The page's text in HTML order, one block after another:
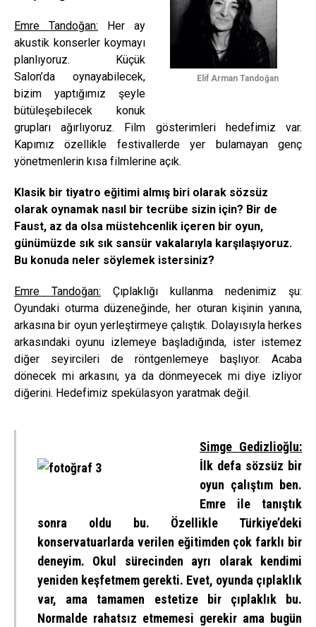
Elif Arman Tandoğan
Emre Tandoğan: Her ay
akustik konserler koymayı
planlıyoruz. Küçük
Salon’da oynayabilecek,
bizim yaptığımız şeyle
bütüleşebilecek konuk
grupları ağırlıyoruz. Film gösterimleri hedefimiz var.
Kapımız özellikle festivallerde yer bulamayan genç
yönetmenlerin kısa filmlerine açık.
Klasik bir tiyatro eğitimi almış biri olarak sözsüz
olarak oynamak nasıl bir tecrübe sizin için? Bir de
Faust, az da olsa müstehcenlik içeren bir oyun,
günümüzde sık sık sansür vakalarıyla karşılaşıyoruz.
Bu konuda neler söylemek istersiniz?
Emre Tandoğan: Çıplaklığı kullanma nedenimiz şu:
Oyundaki oturma düzeneğinde, her oturan kişinin yanına,
arkasına bir oyun yerleştirmeye çalıştık. Dolayısıyla herkes
arkasındaki oyunu izlemeye başladığında, ister istemez
diğer seyircileri de röntgenlemeye başlıyor. Acaba
dönecek mi arkasını, ya da dönmeyecek mi diye izliyor
diğerini. Hedefimiz spekülasyon yaratmak değil.
Simge Gedizlioğlu:
İlk defa sözsüz bir
oyun çalıştım ben.
Emre ile tanıştık
sonra oldu bu. Özellikle Türkiye’deki
konservatuarlarda verilen eğitimden çok farklı bir
deneyim. Okul sürecinden ayrı olarak kendimi
yeniden keşfetmem gerekti. Evet, oyunda çıplaklık
var, ama tamamen estetize bir çıplaklık bu.
Normalde rahatsız etmemesi gerekir ama bugün